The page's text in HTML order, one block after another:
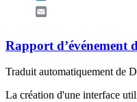
Rapport d’événement
Traduit automatiquement de
La création d'une interface